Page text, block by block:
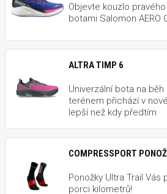
Objevte kouzlo
botami Salomon AERO
ALTRA TIMP 6
Univerzální bota na
terénem přichází v
lepší než kdy předtím
COMPRESSPORT
Ponožky Ultra Trail Vás
porci kilometrů!